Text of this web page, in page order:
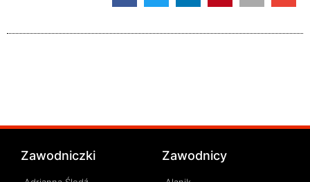
Zawodniczki Zawodnicy